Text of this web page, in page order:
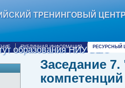
ТРЕНИНГОВЫЙ
образования НИУ ВШЭ
ПУБЛИЧНАЯ ИНФОРМАЦИЯ РЕСУРСНЫЙ
Заседание